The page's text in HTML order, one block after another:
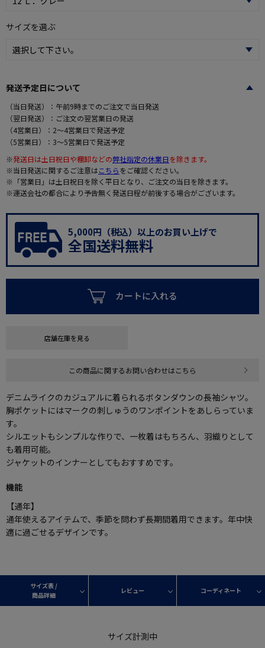
サイズを選ぶ
発送予定日について
（当日発送）：午前9時までのご注文で当日発送
（翌日発送）：ご注文の翌営業日の発送
（4営業日）：2～4営業日で発送予定
（5営業日）：3～5営業日で発送予定
※発送日は土日祝日や棚卸などの弊社指定の休業日を除きます。
※当日発送に関するご注意はこちらをご確認ください。
※「営業日」は土日祝日を除く平日となり、ご注文の当日を除きます。
※運送会社の都合により予告無く発送日程が前後する場合がございます。
5,000円（税込）以上のお買い上げで
全国送料無料
カートに入れる
店舗在庫を見る
この商品に関するお問い合わせはこちら
デニムライクのカジュアルに着られるボタンダウンの長袖シャツ。
胸ポケットにはマークの刺しゅうのワンポイントをあしらっていま
す。
シルエットもシンプルな作りで、一枚着はもちろん、羽織りとして
も着用可能。
ジャケットのインナーとしてもおすすめです。
機能
【通年】
通年使えるアイテムで、季節を問わず長期間着用できます。年中快
適に過ごせるデザインです。
サイズ表 /
商品詳細
レビュー コーディネート
サイズ計測中